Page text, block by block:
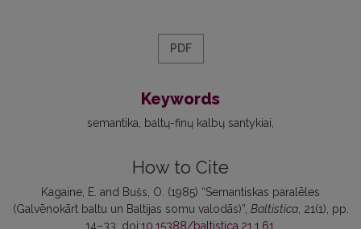
PDF
Keywords
semantika baltų-finų kalbų santykiai
How to Cite
Kagaine, E. and Bušs, O. (1985) “Semantiskas paralēles
(Galvēnokārt baltu un Baltijas somu valodās)”, Baltistica, 21(1), pp.
14–33. doi:10.15388/baltistica.21.1.61